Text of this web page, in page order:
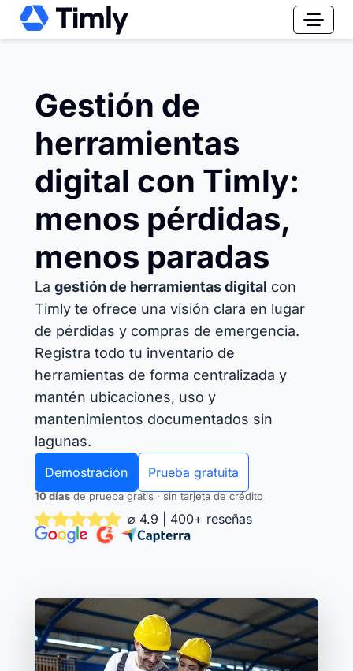
Gestión de
herramientas
digital con Timly:
menos pérdidas,
menos paradas
La gestión de herramientas digital con
Timly te ofrece una visión clara en lugar
de pérdidas y compras de emergencia.
Registra todo tu inventario de
herramientas de forma centralizada y
mantén ubicaciones, uso y
mantenimientos documentados sin
lagunas.
Demostración Prueba gratuita
10 díasde prueba gratis · sin tarjeta de crédito
⌀ 4.9 | 400+ reseñas